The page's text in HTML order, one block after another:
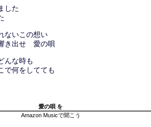
した
ないこの想い
き出せ 愛の唄
んな時も
何をしてても
愛の唄 を
Amazon Musicで聞こう